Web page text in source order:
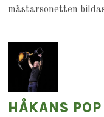
mästarsonetten
HÅKANS